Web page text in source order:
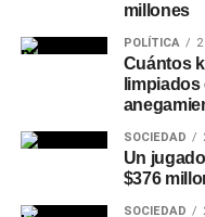
millones
POLÍTICA
Cuántos
SOCIEDAD
Un
$376
SOCIEDAD